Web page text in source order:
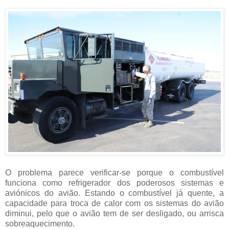
O problema parece verificar-se porque o combustível
funciona como refrigerador dos poderosos sistemas e
aviónicos do avião. Estando o combustível já quente, a
capacidade para troca de calor com os sistemas do avião
diminui, pelo que o avião tem de ser desligado, ou arrisca
sobreaquecimento.